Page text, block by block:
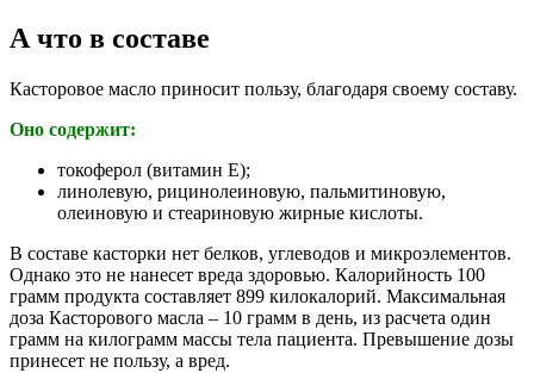
А что в составе
Касторовое масло приносит пользу, благодаря своему составу.
Оно содержит:
токоферол (витамин Е);
линолевую, рицинолеиновую, пальмитиновую,
олеиновую и стеариновую жирные кислоты.
В составе касторки нет белков, углеводов и микроэлементов.
Однако это не нанесет вреда здоровью. Калорийность 100
грамм продукта составляет 899 килокалорий. Максимальная
доза Касторового масла – 10 грамм в день, из расчета один
грамм на килограмм массы тела пациента. Превышение дозы
принесет не пользу, а вред.